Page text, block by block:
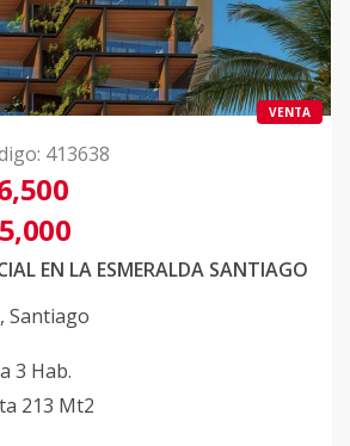
VENTA
: 413638
EN LA ESMERALDA SANTIAGO
, Santiago
3 Hab.
213 Mt2